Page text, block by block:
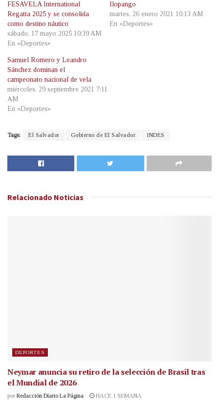
FESAVELA International
Regatta 2025 y se consolida
como destino náutico
sábado, 17 mayo 2025 10:39 AM
En «Deportes»
Ilopango
martes, 26 enero 2021 10:13 AM
En «Deportes»
Samuel Romero y Leandro
Sánchez dominan el
campeonato nacional de vela
miércoles, 29 septiembre 2021 7:11
AM
En «Deportes»
Tags: El Salvador Gobierno de El Salvador INDES
Relacionado Noticias
DEPORTES
Neymar anuncia su retiro de la selección de Brasil tras
el Mundial de 2026
por Redacción Diario La Página HACE 1 SEMANA